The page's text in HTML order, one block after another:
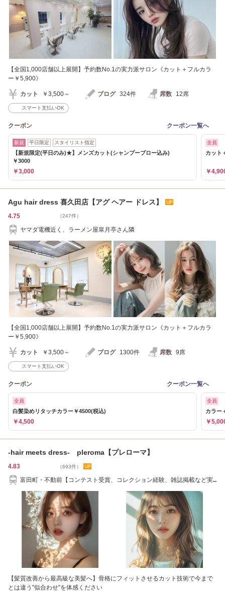
【全国1,000店舗以上展開】予約数No.1の実力派サロン《カット＋フルカラ
ー￥5,900》
カット ￥3,500～ ブログ 324件 席数 12席
スマート支払いOK
クーポン クーポン一覧へ
新規 平日限定 スタイリスト指定
【新規限定(平日のみ)★】メンズカット(シャンプーブロー込み)
￥3000
￥3,000
全員
カット
￥
Agu hair dress 喜久田店【アグ ヘアー ドレス】
4.75 （247件）
ヤマダ電機近く、ラーメン屋皐月亭さん隣
【全国1,000店舗以上展開】予約数No.1の実力派サロン《カット＋フルカラ
ー￥5,900》
カット ￥3,500～ ブログ 1300件 席数 9席
スマート支払いOK
クーポン クーポン一覧へ
全員
白髪染めリタッチカラー￥4500(税込)
￥4,500
全員
カラー
￥
-hair meets dress- pleroma【プレローマ】
4.83 （693件）
富田町・不動前【コンテスト受賞、コレクション経験、雑誌掲載など実
【髪質改善から最高級な美髪へ】骨格にフィットさせるカット技術で今まで
とは違う"似合わせ"を体感ください